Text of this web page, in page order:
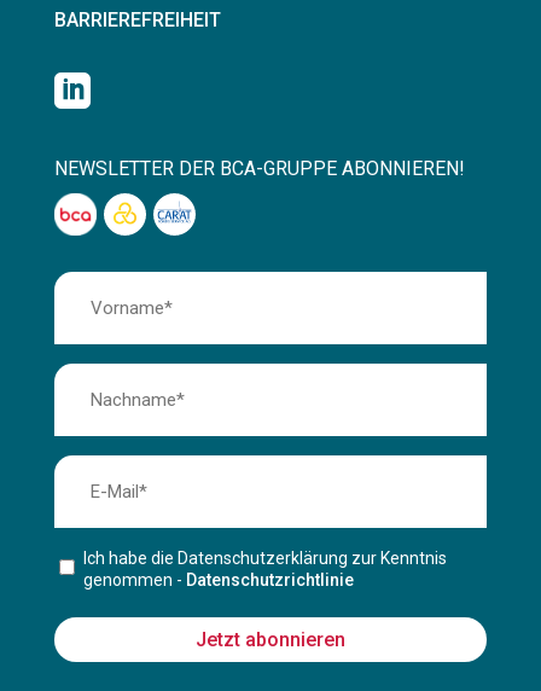
BARRIEREFREIHEIT

NEWSLETTER DER BCA-GRUPPE ABONNIEREN!
Ich habe die Datenschutzerklärung zur Kenntnis
genommen - Datenschutzrichtlinie
Jetzt abonnieren